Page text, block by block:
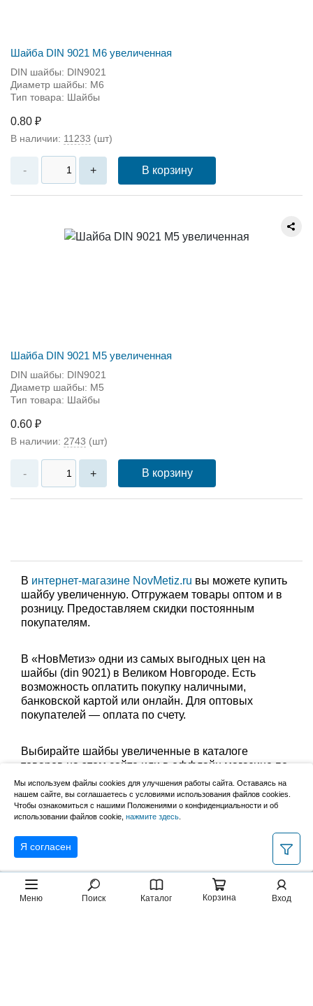
Меню Поиск Каталог Корзина Вход
Шайба DIN 9021 М6 увеличенная
DIN шайбы: DIN9021
Диаметр шайбы: M6
Тип товара: Шайбы
0.80 ₽
В наличии: 11233 (шт)
- + В корзину
Шайба DIN 9021 М5 увеличенная
DIN шайбы: DIN9021
Диаметр шайбы: M5
Тип товара: Шайбы
0.60 ₽
В наличии: 2743 (шт)
- + В корзину
В интернет-магазине NovMetiz.ru вы можете купить
шайбу увеличенную. Отгружаем товары оптом и в
розницу. Предоставляем скидки постоянным
покупателям.
В «НовМетиз» одни из самых выгодных цен на
шайбы (din 9021) в Великом Новгороде. Есть
возможность оплатить покупку наличными,
банковской картой или онлайн. Для оптовых
покупателей — оплата по счету.
Выбирайте шайбы увеличенные в каталоге
товаров на этом сайте или в оффлайн магазине по
адресу: Великий Новгород, Сырковское шоссе, 8а
(по будням с 9:00 до 17:00, в субботу с 9:00 до
13:00). Забрать заказ можно лично в пункте выдачи
или оформить доставку до дома.
Мы используем файлы cookies для улучшения работы сайта. Оставаясь на
нашем сайте, вы соглашаетесь с условиями использования файлов cookies.
Чтобы ознакомиться с нашими Положениями о конфиденциальности и об
использовании файлов cookie, нажмите здесь
Я согласен